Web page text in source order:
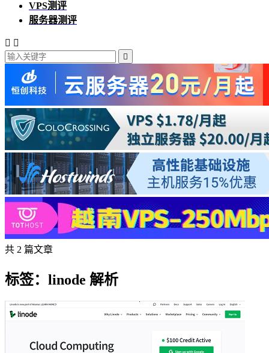
VPS测评
服务器测评
 

共 2 篇文章
标签：linode 解析